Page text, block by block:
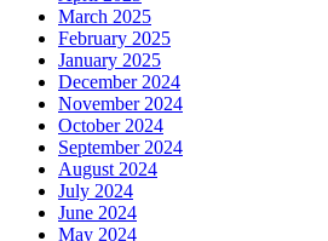
March 2025
February 2025
January 2025
December 2024
November 2024
October 2024
September 2024
August 2024
July 2024
June 2024
May 2024